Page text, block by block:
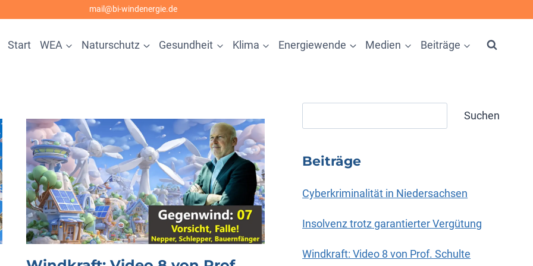
mail@bi-windenergie.de
Start WEA Naturschutz Gesundheit Klima Energiewende Medien Beiträge
Suchen
Beiträge
Cyberkriminalität in Niedersachsen
Insolvenz trotz garantierter Vergütung
Windkraft: Video 8 von Prof. Schulte